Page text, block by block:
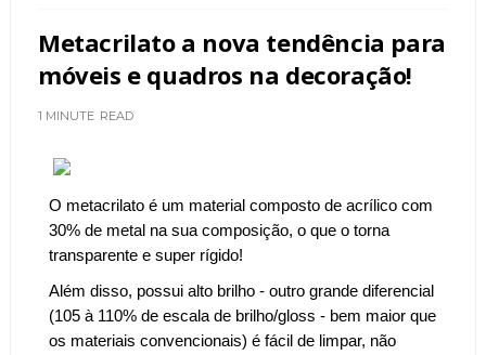
Metacrilato a nova tendência para
móveis e quadros na decoração!
1 MINUTE READ
O metacrilato é um material composto de acrílico com
30% de metal na sua composição, o que o torna
transparente e super rígido!
Além disso, possui alto brilho - outro grande diferencial
(105 à 110% de escala de brilho/gloss - bem maior que
os materiais convencionais) é fácil de limpar, não